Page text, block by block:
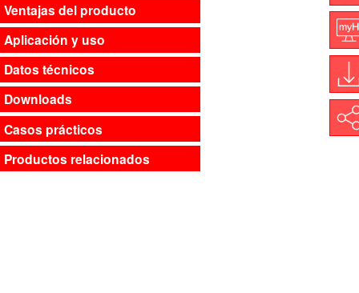
Ventajas del producto
Aplicación y uso
Datos técnicos
Downloads
Casos prácticos
Productos relacionados